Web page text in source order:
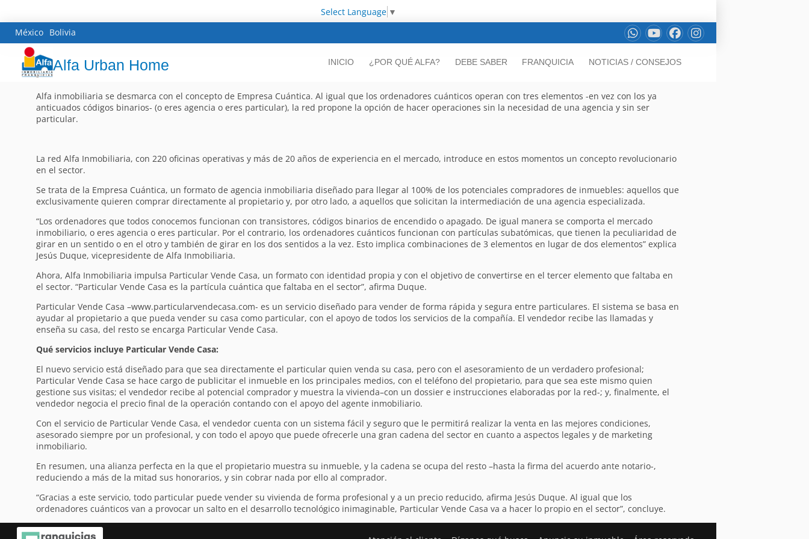
Select Language ▼
México Bolivia
Alfa Urban Home INICIO ¿POR QUÉ ALFA? DEBE SABER FRANQUICIA NOTICIAS / CONSEJOS
Alfa inmobiliaria se desmarca con el concepto de Empresa Cuántica. Al igual que los ordenadores cuánticos operan con tres elementos -en vez con los ya
anticuados códigos binarios- (o eres agencia o eres particular), la red propone la opción de hacer operaciones sin la necesidad de una agencia y sin ser
particular.
La red Alfa Inmobiliaria, con 220 oficinas operativas y más de 20 años de experiencia en el mercado, introduce en estos momentos un concepto revolucionario
en el sector.
Se trata de la Empresa Cuántica, un formato de agencia inmobiliaria diseñado para llegar al 100% de los potenciales compradores de inmuebles: aquellos que
exclusivamente quieren comprar directamente al propietario y, por otro lado, a aquellos que solicitan la intermediación de una agencia especializada.
“Los ordenadores que todos conocemos funcionan con transistores, códigos binarios de encendido o apagado. De igual manera se comporta el mercado
inmobiliario, o eres agencia o eres particular. Por el contrario, los ordenadores cuánticos funcionan con partículas subatómicas, que tienen la peculiaridad de
girar en un sentido o en el otro y también de girar en los dos sentidos a la vez. Esto implica combinaciones de 3 elementos en lugar de dos elementos” explica
Jesús Duque, vicepresidente de Alfa Inmobiliaria.
Ahora, Alfa Inmobiliaria impulsa Particular Vende Casa, un formato con identidad propia y con el objetivo de convertirse en el tercer elemento que faltaba en
el sector. “Particular Vende Casa es la partícula cuántica que faltaba en el sector”, afirma Duque.
Particular Vende Casa –www.particularvendecasa.com- es un servicio diseñado para vender de forma rápida y segura entre particulares. El sistema se basa en
ayudar al propietario a que pueda vender su casa como particular, con el apoyo de todos los servicios de la compañía. El vendedor recibe las llamadas y
enseña su casa, del resto se encarga Particular Vende Casa.
Qué servicios incluye Particular Vende Casa:
El nuevo servicio está diseñado para que sea directamente el particular quien venda su casa, pero con el asesoramiento de un verdadero profesional;
Particular Vende Casa se hace cargo de publicitar el inmueble en los principales medios, con el teléfono del propietario, para que sea este mismo quien
gestione sus visitas; el vendedor recibe al potencial comprador y muestra la vivienda–con un dossier e instrucciones elaboradas por la red-; y, finalmente, el
vendedor negocia el precio final de la operación contando con el apoyo del agente inmobiliario.
Con el servicio de Particular Vende Casa, el vendedor cuenta con un sistema fácil y seguro que le permitirá realizar la venta en las mejores condiciones,
asesorado siempre por un profesional, y con todo el apoyo que puede ofrecerle una gran cadena del sector en cuanto a aspectos legales y de marketing
inmobiliario.
En resumen, una alianza perfecta en la que el propietario muestra su inmueble, y la cadena se ocupa del resto –hasta la firma del acuerdo ante notario-,
reduciendo a más de la mitad sus honorarios, y sin cobrar nada por ello al comprador.
“Gracias a este servicio, todo particular puede vender su vivienda de forma profesional y a un precio reducido, afirma Jesús Duque. Al igual que los
ordenadores cuánticos van a provocar un salto en el desarrollo tecnológico inimaginable, Particular Vende Casa va a hacer lo propio en el sector”, concluye.